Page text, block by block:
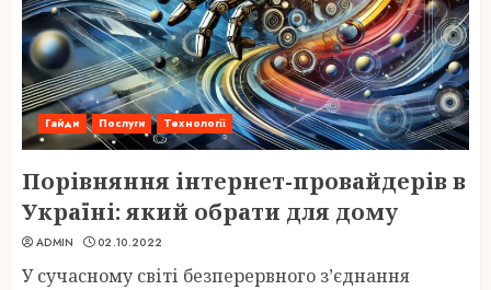
Гайди Послуги Технології
Порівняння інтернет-провайдерів в
Україні: який обрати для дому
ADMIN 02.10.2022
У сучасному світі безперервного з’єднання